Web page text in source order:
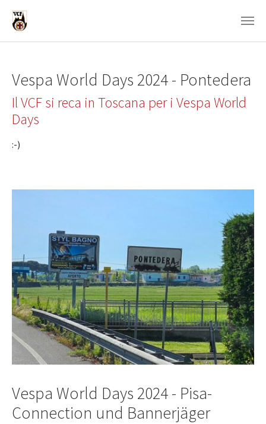
Vespa World Days 2024 - Pontedera
Il VCF si reca in Toscana per i Vespa World
Days
:-)
Vespa World Days 2024 - Pisa-
Connection und Bannerjäger